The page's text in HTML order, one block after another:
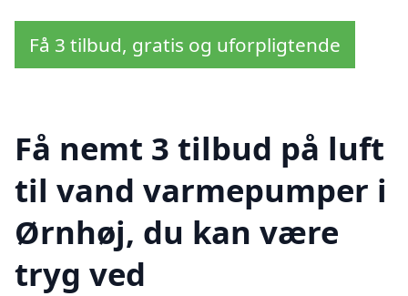
Få 3 tilbud, gratis og uforpligtende
Få nemt 3 tilbud på luft
til vand varmepumper i
Ørnhøj, du kan være
tryg ved